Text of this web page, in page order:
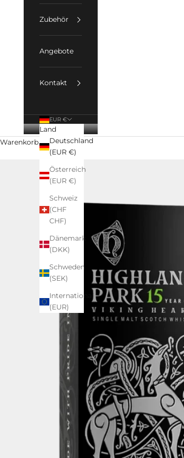
Zubehör
Angebote
Kontakt
EUR €
Land
Deutschland
(EUR €)
Österreich
(EUR €)
Schweiz
(CHF
CHF)
Dänemark
(DKK)
Schweden
(SEK)
International
(EUR)
Warenkorb